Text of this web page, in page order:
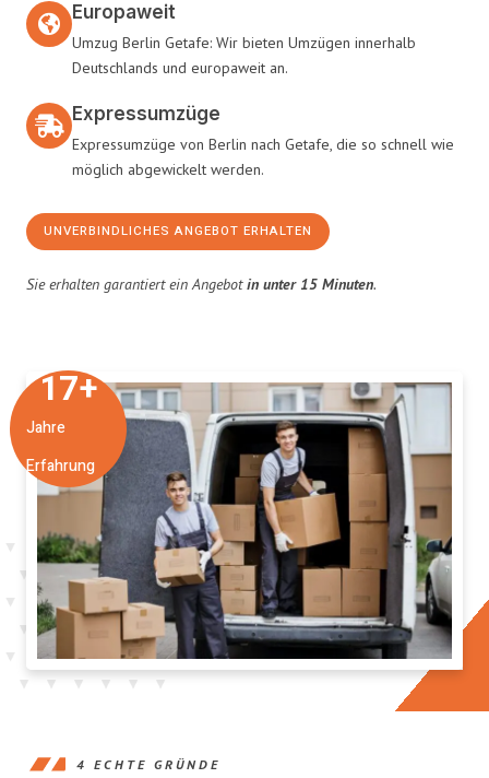
Jahre
Erfahrung
17+
Europaweit
Umzug Berlin Getafe: Wir bieten Umzügen innerhalb
Deutschlands und europaweit an.
Expressumzüge
Expressumzüge von Berlin nach Getafe, die so schnell wie
möglich abgewickelt werden.
UNVERBINDLICHES ANGEBOT ERHALTEN
Sie erhalten garantiert ein Angebotin unter 15 Minuten.
4 ECHTE GRÜNDE